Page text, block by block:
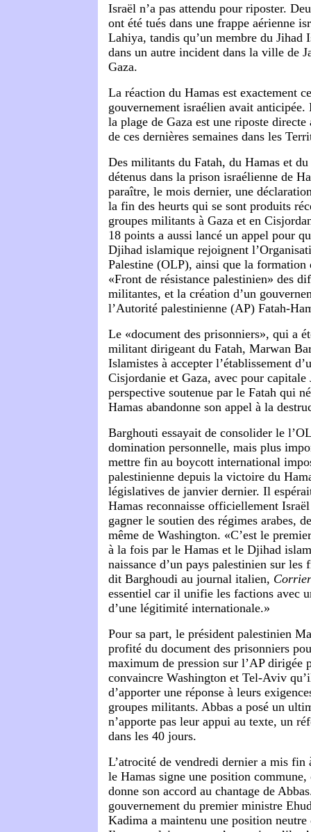
Israël n’a pas attendu pour riposter.
ont été tués dans une frappe aérienne
Lahiya, tandis qu’un membre du Jihad
dans un autre incident dans la ville de
Gaza.
La réaction du Hamas est exactement
gouvernement israélien avait anticipée.
la plage de Gaza est une riposte directe
de ces dernières semaines dans les
Des militants du Fatah, du Hamas et
détenus dans la prison israélienne de
paraître, le mois dernier, une
la fin des heurts qui se sont produits
groupes militants à Gaza et en
18 points a aussi lancé un appel pour
Djihad islamique rejoignent
Palestine (OLP), ainsi que la formation
«Front de résistance palestinien» des
militantes, et la création d’un
l’Autorité palestinienne (AP) Fatah-
Le «document des prisonniers», qui a
militant dirigeant du Fatah, Marwan
Islamistes à accepter l’établissement
Cisjordanie et Gaza, avec pour capitale
perspective soutenue par le Fatah qui
Hamas abandonne son appel à la
Barghouti essayait de consolider le
domination personnelle, mais plus
mettre fin au boycott international
palestinienne depuis la victoire du
législatives de janvier dernier. Il
Hamas reconnaisse officiellement
gagner le soutien des régimes arabes,
même de Washington. «C’est le
à la fois par le Hamas et le Djihad
naissance d’un pays palestinien sur les
dit Barghoudi au journal italien,
essentiel car il unifie les factions avec
d’une légitimité internationale.»
Pour sa part, le président palestinien
profité du document des prisonniers
maximum de pression sur l’AP dirigée
convaincre Washington et Tel-Aviv
d’apporter une réponse à leurs
groupes militants. Abbas a posé un
n’apporte pas leur appui au texte, un
dans les 40 jours.
L’atrocité de vendredi dernier a mis fin
le Hamas signe une position commune,
donne son accord au chantage de
gouvernement du premier ministre
Kadima a maintenu une position neutre